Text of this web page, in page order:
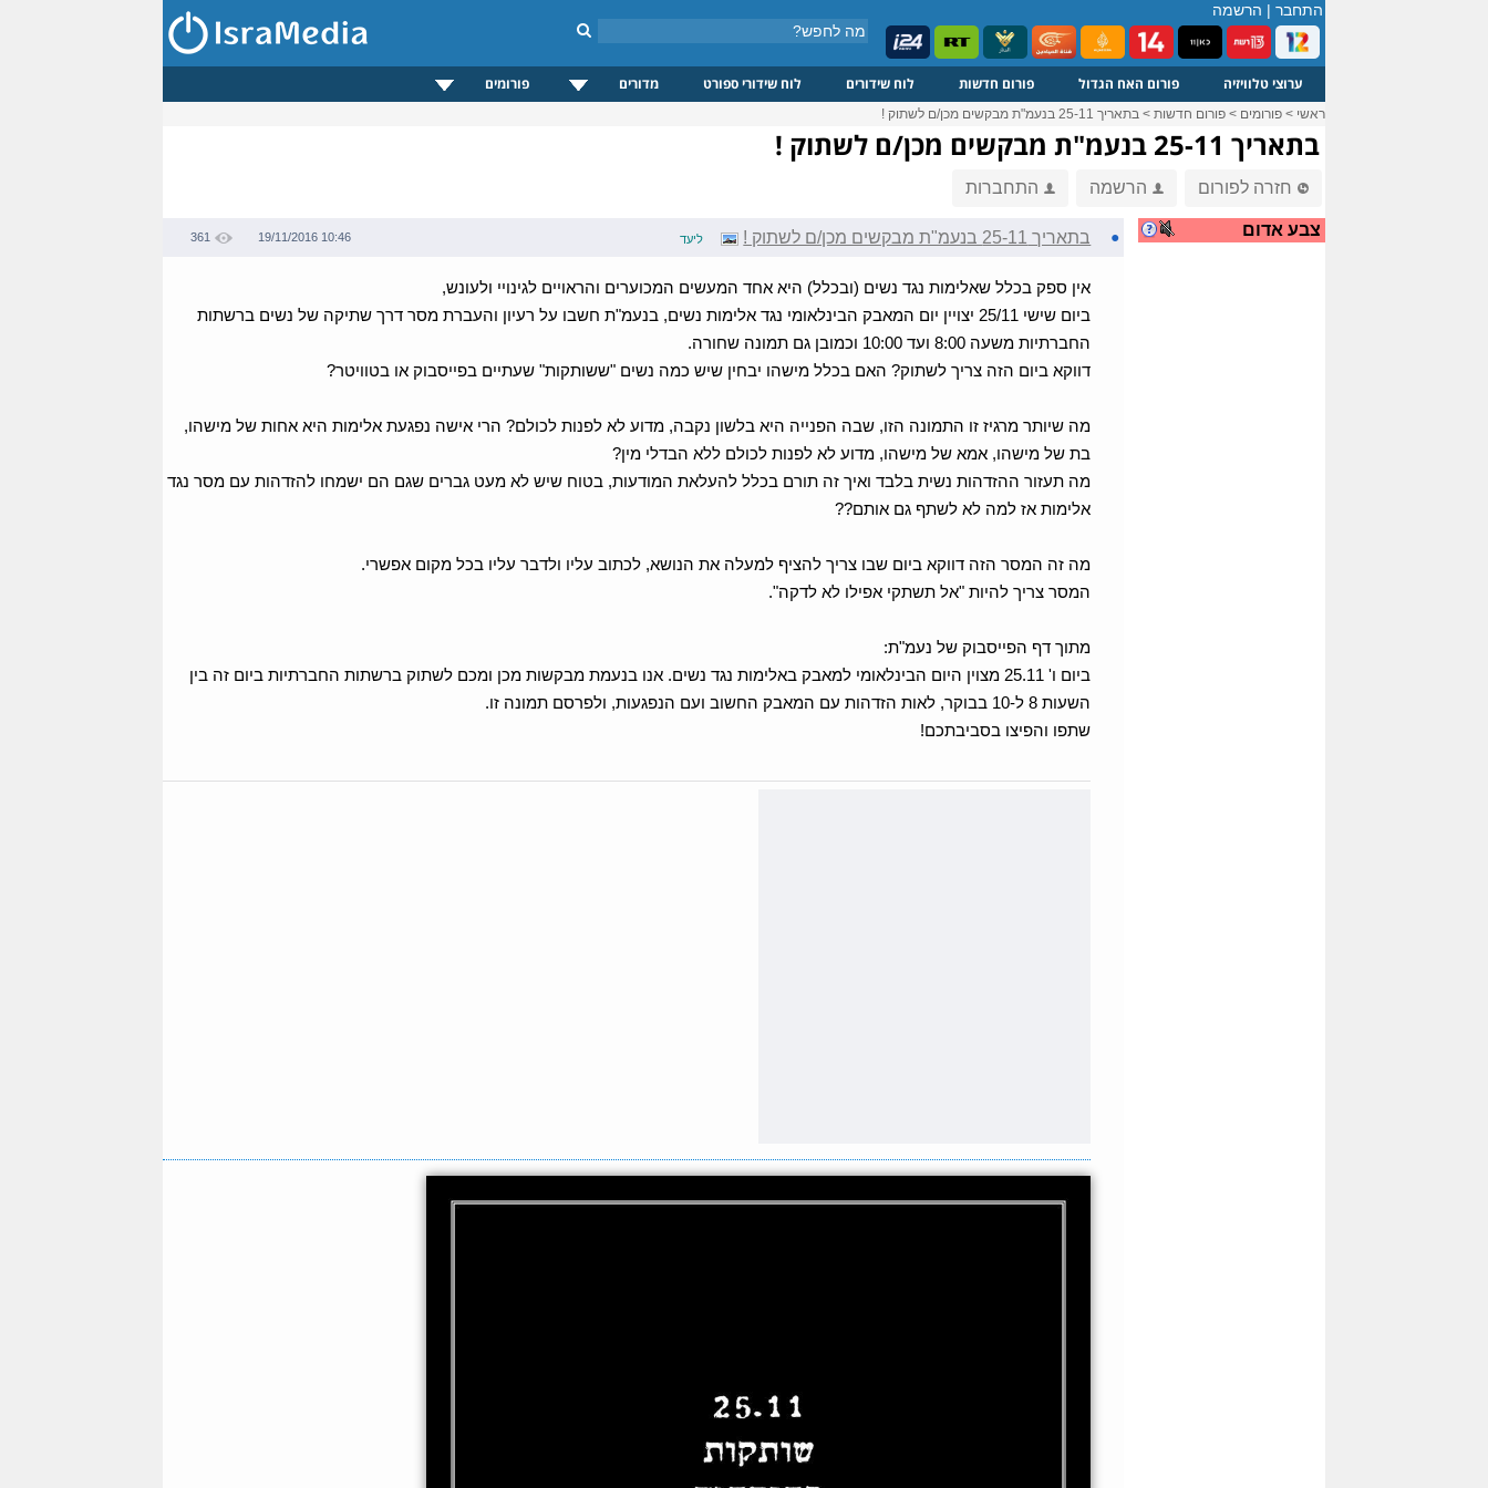
התחבר | הרשמה
ערוצי טלוויזיה פורום האח הגדול פורום חדשות לוח שידורים לוח שידורי ספורט מדורים פורומים
ראשי > פורומים > פורום חדשות > בתאריך 25-11 בנעמ"ת מבקשים מכן/ם לשתוק !
בתאריך 25-11 בנעמ"ת מבקשים מכן/ם לשתוק !
חזרה לפורום הרשמה התחברות
צבע אדום ● בתאריך 25-11 בנעמ"ת מבקשים מכן/ם לשתוק ! ליעד 19/11/2016 10:46
361
אין ספק בכלל שאלימות נגד נשים (ובכלל) היא אחד המעשים המכוערים והראויים לגינויי ולעונש,
ביום שישי 25/11 יצויין יום המאבק הבינלאומי נגד אלימות נשים, בנעמ"ת חשבו על רעיון והעברת מסר דרך שתיקה של נשים ברשתות
החברתיות משעה 8:00 ועד 10:00 וכמובן גם תמונה שחורה.
דווקא ביום הזה צריך לשתוק? האם בכלל מישהו יבחין שיש כמה נשים "ששותקות" שעתיים בפייסבוק או בטוויטר?
מה שיותר מרגיז זו התמונה הזו, שבה הפנייה היא בלשון נקבה, מדוע לא לפנות לכולם? הרי אישה נפגעת אלימות היא אחות של מישהו,
בת של מישהו, אמא של מישהו, מדוע לא לפנות לכולם ללא הבדלי מין?
מה תעזור ההזדהות נשית בלבד ואיך זה תורם בכלל להעלאת המודעות, בטוח שיש לא מעט גברים שגם הם ישמחו להזדהות עם מסר נגד
אלימות אז למה לא לשתף גם אותם??
מה זה המסר הזה דווקא ביום שבו צריך להציף למעלה את הנושא, לכתוב עליו ולדבר עליו בכל מקום אפשרי.
המסר צריך להיות "אל תשתקי אפילו לא לדקה".
מתוך דף הפייסבוק של נעמ"ת:
ביום ו' 25.11 מצוין היום הבינלאומי למאבק באלימות נגד נשים. אנו בנעמת מבקשות מכן ומכם לשתוק ברשתות החברתיות ביום זה בין
השעות 8 ל-10 בבוקר, לאות הזדהות עם המאבק החשוב ועם הנפגעות, ולפרסם תמונה זו.
שתפו והפיצו בסביבתכם!